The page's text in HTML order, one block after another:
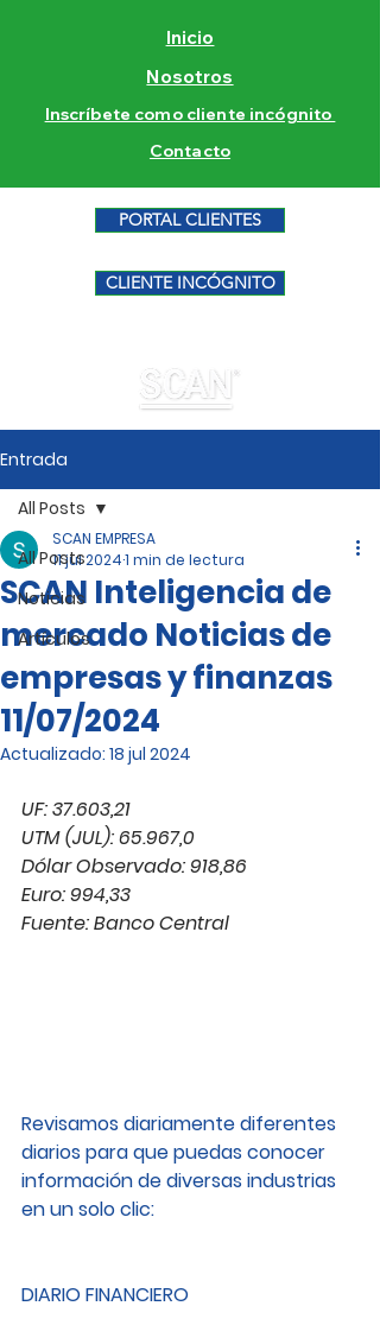
Inicio
Nosotros
Inscríbete como cliente incógnito
Contacto
PORTAL CLIENTES
CLIENTE INCÓGNITO
Entrada
All Posts
Noticias
Artículos
All Posts
SCAN Inteligencia de
mercado Noticias de
empresas y finanzas
11/07/2024
SCAN EMPRESA
11 jul 20241 min de lectura
Actualizado: 18 jul 2024
UF: 37.603,21
UTM (JUL): 65.967,0
Dólar Observado: 918,86
Euro: 994,33
Fuente: Banco Central
Revisamos diariamente diferentes
diarios para que puedas conocer
información de diversas industrias
en un solo clic:
DIARIO FINANCIERO